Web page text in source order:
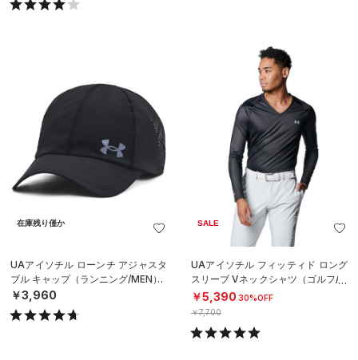
在庫残り僅か
UAアイソチル ローンチ アジャスタ
ブル キャップ（ランニング/MEN）
￥3,960
SALE
UAアイソチル フィッティド ロング
スリーブ Vネックシャツ（ゴルフ/M
EN）
￥5,390 30%OFF
￥7,700